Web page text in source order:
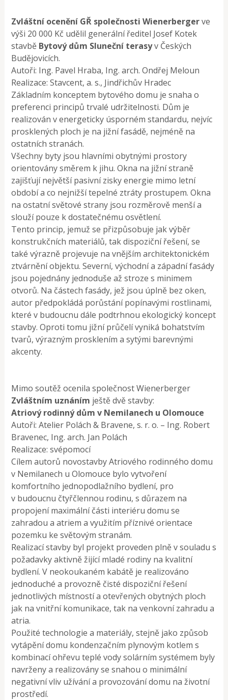
Zvláštní ocenění GŘ společnosti Wienerbergerve
výši 20 000 Kč udělil generální ředitel Josef Kotek
stavbě Bytový dům Sluneční terasyv Českých
Budějovicích.
Autoři: Ing. Pavel Hraba, Ing. arch. Ondřej Meloun
Realizace: Stavcent, a. s., Jindřichův Hradec
Základním konceptem bytového domu je snaha o
preferenci principů trvalé udržitelnosti. Dům je
realizován v energeticky úsporném standardu, nejvíc
prosklených ploch je na jižní fasádě, nejméně na
ostatních stranách.
Všechny byty jsou hlavními obytnými prostory
orientovány směrem k jihu. Okna na jižní straně
zajišťují největší pasivní zisky energie mimo letní
období a co nejnižší tepelné ztráty prostupem. Okna
na ostatní světové strany jsou rozměrově menší a
slouží pouze k dostatečnému osvětlení.
Tento princip, jemuž se přizpůsobuje jak výběr
konstrukčních materiálů, tak dispoziční řešení, se
také výrazně projevuje na vnějším architektonickém
ztvárnění objektu. Severní, východní a západní fasády
jsou pojednány jednoduše až stroze s minimem
otvorů. Na částech fasády, jež jsou úplně bez oken,
autor předpokládá porůstání popínavými rostlinami,
které v budoucnu dále podtrhnou ekologický koncept
stavby. Oproti tomu jižní průčelí vyniká bohatstvím
tvarů, výrazným prosklením a sytými barevnými
akcenty.
Mimo soutěž ocenila společnost Wienerberger
Zvláštním uznáním ještě dvě stavby:
Atriový rodinný dům v Nemilanech u Olomouce
Autoři: Atelier Polách & Bravene, s. r. o. – Ing. Robert
Bravenec, Ing. arch. Jan Polách
Realizace: svépomocí
Cílem autorů novostavby Atriového rodinného domu
v Nemilanech u Olomouce bylo vytvoření
komfortního jednopodlažního bydlení, pro
v budoucnu čtyřčlennou rodinu, s důrazem na
propojení maximální části interiéru domu se
zahradou a atriem a využitím příznivé orientace
pozemku ke světovým stranám.
Realizací stavby byl projekt proveden plně v souladu s
požadavky aktivně žijící mladé rodiny na kvalitní
bydlení. V neokoukaném kabátě je realizováno
jednoduché a provozně čisté dispoziční řešení
jednotlivých místností a otevřených obytných ploch
jak na vnitřní komunikace, tak na venkovní zahradu a
atria.
Použité technologie a materiály, stejně jako způsob
vytápění domu kondenzačním plynovým kotlem s
kombinací ohřevu teplé vody solárním systémem byly
navrženy a realizovány se snahou o minimální
negativní vliv užívání a provozování domu na životní
prostředí.